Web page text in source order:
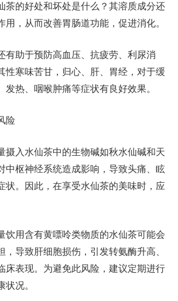
茶的好处和坏处是什么？其溶质成分还
用，从而改善胃肠道功能，促进消化。
有助于预防高血压、抗疲劳、利尿消
性寒味苦甘，归心、肝、胃经，对于缓
发热、咽喉肿痛等症状有良好效果。
险
摄入水仙茶中的生物碱如秋水仙碱和天
中枢神经系统造成影响，导致头痛、眩
状。因此，在享受水仙茶的美味时，应
饮用含有黄嘌呤类物质的水仙茶可能会
，导致肝细胞损伤，引发转氨酶升高、
床表现。为避免此风险，建议定期进行
状况。